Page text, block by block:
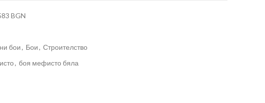
BGN
бои, Бои, Строителство
, боя мефисто бяла